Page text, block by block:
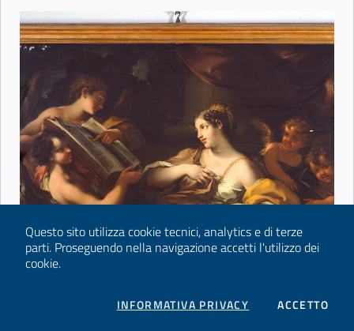
Questo sito utilizza cookie tecnici, analytics e di terze
parti. Proseguendo nella navigazione accetti l'utilizzo dei
cookie.
INFORMATIVA PRIVACY COOKIESACCETTOI